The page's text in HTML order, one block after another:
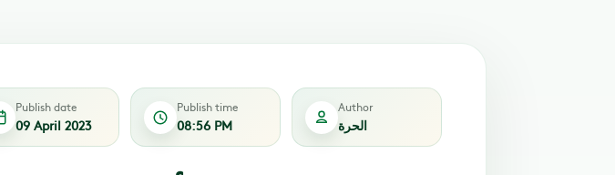
Publish date
09 April 2023
Publish time
08:56 PM
Author
الحرة